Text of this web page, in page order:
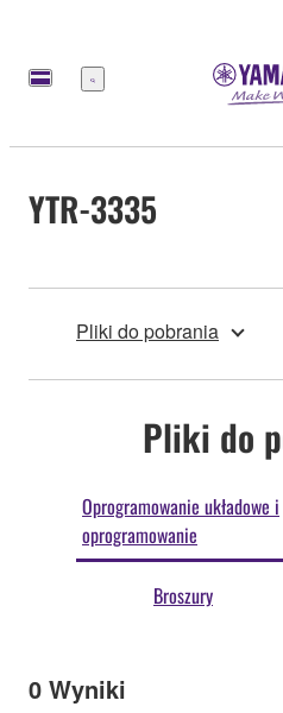
Menu
YTR-3335
Pliki do pobrania
Pliki do
Oprogramowanie układowe i
oprogramowanie
Broszury
0 Wyniki